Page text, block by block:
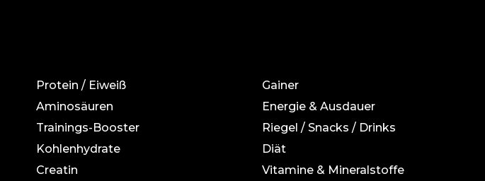
Protein / Eiweiß
Aminosäuren
Trainings-Booster
Kohlenhydrate
Creatin
Gainer
Energie & Ausdauer
Riegel / Snacks / Drinks
Diät
Vitamine & Mineralstoffe